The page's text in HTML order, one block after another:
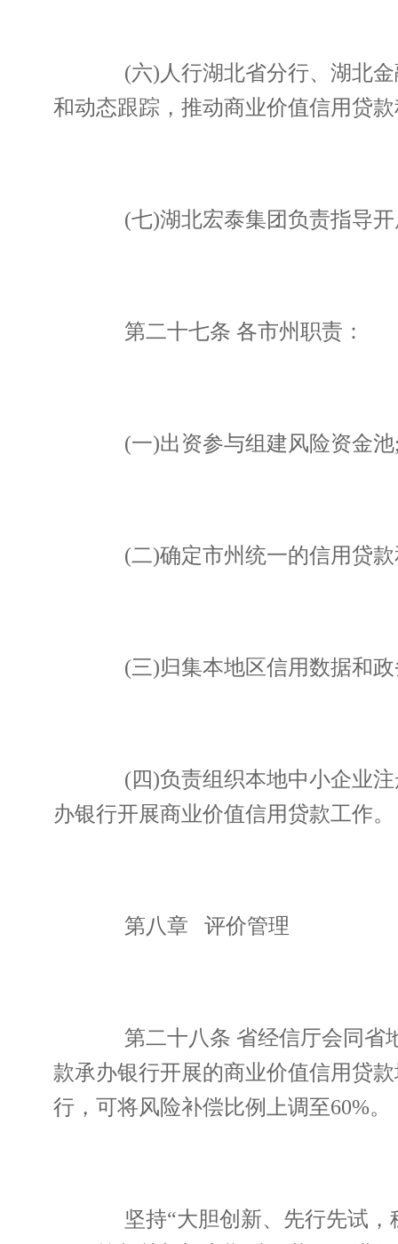
(六)人行湖北省分行、湖北金
和动态跟踪，推动商业价值信用贷
(七)湖北宏泰集团负责指导开
第二十七条 各市州职责：
(一)出资参与组建风险资金池
(二)确定市州统一的信用贷款
(三)归集本地区信用数据和政
(四)负责组织本地中小企业注
办银行开展商业价值信用贷款工作。
第八章 评价管理
第二十八条 省经信厅会同省地
款承办银行开展的商业价值信用贷
行，可将风险补偿比例上调至60%。
坚持“大胆创新、先行先试，